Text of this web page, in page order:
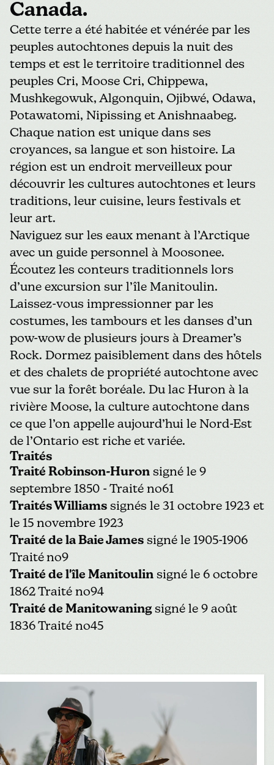
Canada.
Cette terre a été habitée et vénérée par les
peuples autochtones depuis la nuit des
temps et est le territoire traditionnel des
peuples Cri, Moose Cri, Chippewa,
Mushkegowuk, Algonquin, Ojibwé, Odawa,
Potawatomi, Nipissing et Anishnaabeg.
Chaque nation est unique dans ses
croyances, sa langue et son histoire. La
région est un endroit merveilleux pour
découvrir les cultures autochtones et leurs
traditions, leur cuisine, leurs festivals et
leur art.
Naviguez sur les eaux menant à l’Arctique
avec un guide personnel à Moosonee.
Écoutez les conteurs traditionnels lors
d’une excursion sur l’île Manitoulin.
Laissez-vous impressionner par les
costumes, les tambours et les danses d’un
pow-wow de plusieurs jours à Dreamer’s
Rock. Dormez paisiblement dans des hôtels
et des chalets de propriété autochtone avec
vue sur la forêt boréale. Du lac Huron à la
rivière Moose, la culture autochtone dans
ce que l’on appelle aujourd’hui le Nord-Est
de l’Ontario est riche et variée.
Traités
Traité Robinson-Huron signé le 9
septembre 1850 - Traité no61
Traités Williams signés le 31 octobre 1923 et
le 15 novembre 1923
Traité de la Baie James signé le 1905-1906
Traité no9
Traité de l'île Manitoulin signé le 6 octobre
1862 Traité no94
Traité de Manitowaning signé le 9 août
1836 Traité no45